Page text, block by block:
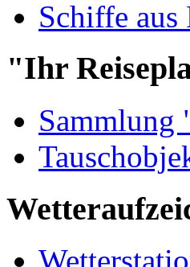
Schiffe aus
"Ihr
Sammlung